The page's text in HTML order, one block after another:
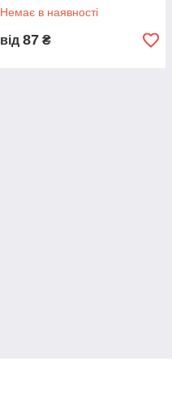
Немає в наявності
від 87 ₴